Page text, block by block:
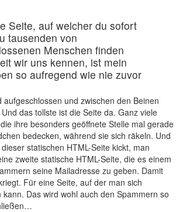
Seite, auf welcher du sofort
tausenden von
Menschen finden
wir uns kennen, ist mein
so aufregend wie nie zuvor
aufgeschlossen und zwischen den Beinen
das tollste ist die Seite da. Ganz viele
ihre besonders geöffnete Stelle mal gerade
bedecken, während sie sich räkeln. Und
statischen HTML-Seite kickt, man
zweite statische HTML-Seite, die es einem
seine Mailadresse zu geben. Damit
Für eine Seite, auf der man sich
Das wird wohl auch den Spammern so